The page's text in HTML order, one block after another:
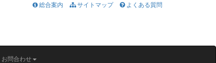
総合案内 サイトマップ よくある質問
お問合わせ